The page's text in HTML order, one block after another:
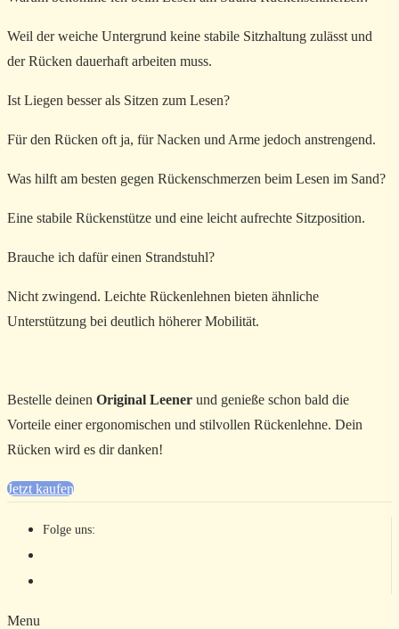
Weil der weiche Untergrund keine stabile Sitzhaltung zulässt und
der Rücken dauerhaft arbeiten muss.
Ist Liegen besser als Sitzen zum Lesen?
Für den Rücken oft ja, für Nacken und Arme jedoch anstrengend.
Was hilft am besten gegen Rückenschmerzen beim Lesen im Sand?
Eine stabile Rückenstütze und eine leicht aufrechte Sitzposition.
Brauche ich dafür einen Strandstuhl?
Nicht zwingend. Leichte Rückenlehnen bieten ähnliche
Unterstützung bei deutlich höherer Mobilität.
Bestelle deinen Original Leener und genieße schon bald die
Vorteile einer ergonomischen und stilvollen Rückenlehne. Dein
Rücken wird es dir danken!
Jetzt kaufen
Folge uns:
Menu